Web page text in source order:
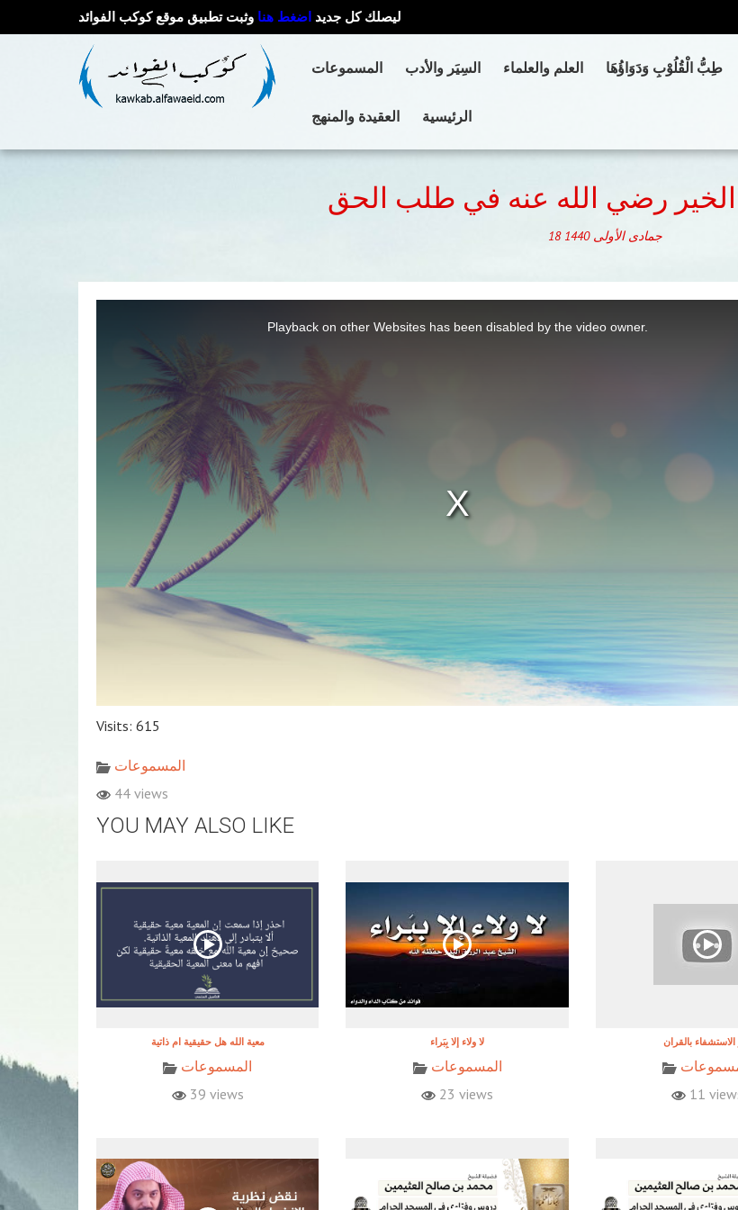
ليصلك كل جديد اضغط هنا وثبت تطبيق موقع كوكب الفوائد
المسموعات السِيَر والأدب العلم والعلماء طِبُّ الْقُلُوْبِ وَدَوَاؤُهَا
العقيدة والمنهج الرئيسية
رضي الله عنه في طلب الحق
18 جمادى الأولى 1440
Visits: 615
المسموعات
44 views
YOU MAY ALSO LIKE
معية الله هل حقيقية ام ذاتية
المسموعات
39 views
المسموعات
23 views
11